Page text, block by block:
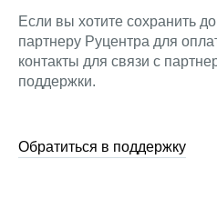
Если вы хотите сохранить
партнеру Руцентра для
контакты для связи с
поддержки.
Обратиться в поддержку